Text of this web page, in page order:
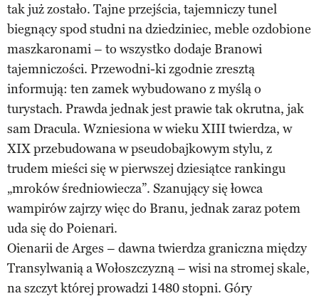
tak już zostało. Tajne przejścia, tajemniczy tunel
biegnący spod studni na dziedziniec, meble ozdobione
maszkaronami – to wszystko dodaje Branowi
tajemniczości. Przewodni-ki zgodnie zresztą
informują: ten zamek wybudowano z myślą o
turystach. Prawda jednak jest prawie tak okrutna, jak
sam Dracula. Wzniesiona w wieku XIII twierdza, w
XIX przebudowana w pseudobajkowym stylu, z
trudem mieści się w pierwszej dziesiątce rankingu
„mroków średniowiecza”. Szanujący się łowca
wampirów zajrzy więc do Branu, jednak zaraz potem
uda się do Poienari.
Oienarii de Arges – dawna twierdza graniczna między
Transylwanią a Wołoszczyzną – wisi na stromej skale,
na szczyt której prowadzi 1480 stopni. Góry